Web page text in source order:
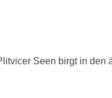
Seen birgt in